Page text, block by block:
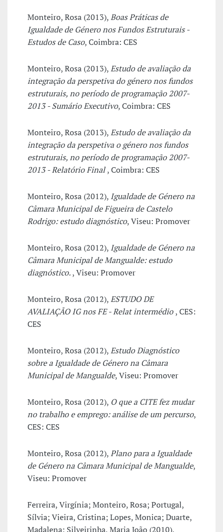
Monteiro, Rosa (2013),Boas Práticas de
Igualdade de Género nos Fundos Estruturais -
Estudos de Caso, Coimbra: CES
Monteiro, Rosa (2013),Estudo de avaliação da
integração da perspetiva do género nos fundos
estruturais, no período de programação 2007-
2013 - Sumário Executivo, Coimbra: CES
Monteiro, Rosa (2013),Estudo de avaliação da
integração da perspetiva o género nos fundos
estruturais, no período de programação 2007-
2013 - Relatório Final, Coimbra: CES
Monteiro, Rosa (2012), Igualdade de Género na
Câmara Municipal de Figueira de Castelo
Rodrigo: estudo diagnóstico, Viseu: Promover
Monteiro, Rosa (2012), Igualdade de Género na
Câmara Municipal de Mangualde: estudo
diagnóstico., Viseu: Promover
Monteiro, Rosa (2012),ESTUDO DE
AVALIAÇÃO IG nos FE - Relat intermédio, CES:
CES
Monteiro, Rosa (2012),Estudo Diagnóstico
sobre a Igualdade de Género na Câmara
Municipal de Mangualde, Viseu: Promover
Monteiro, Rosa (2012), O que a CITE fez mudar
no trabalho e emprego: análise de um percurso,
CES: CES
Monteiro, Rosa (2012),Plano para a Igualdade
de Género na Câmara Municipal de Mangualde,
Viseu: Promover
Ferreira, Virgínia; Monteiro, Rosa; Portugal,
Sílvia; Vieira, Cristina; Lopes, Monica; Duarte,
Madalena; Silveirinha, Maria João (2010),